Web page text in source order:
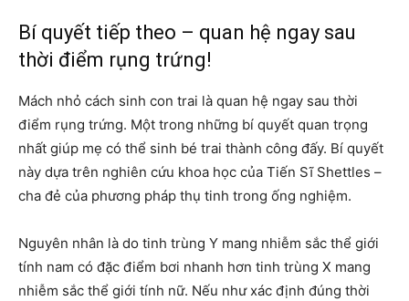
Bí quyết tiếp theo – quan hệ ngay sau
thời điểm rụng trứng!
Mách nhỏ cách sinh con trai là quan hệ ngay sau thời
điểm rụng trứng. Một trong những bí quyết quan trọng
nhất giúp mẹ có thể sinh bé trai thành công đấy. Bí quyết
này dựa trên nghiên cứu khoa học của Tiến Sĩ Shettles –
cha đẻ của phương pháp thụ tinh trong ống nghiệm.
Nguyên nhân là do tinh trùng Y mang nhiễm sắc thể giới
tính nam có đặc điểm bơi nhanh hơn tinh trùng X mang
nhiễm sắc thể giới tính nữ. Nếu như xác định đúng thời